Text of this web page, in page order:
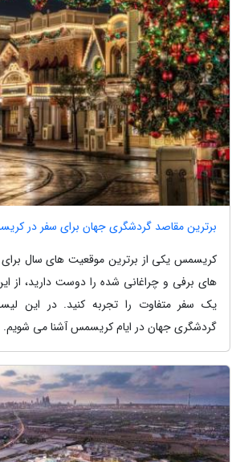
برترین مقاصد گردشگری جهان برای سفر در
کریسمس یکی از برترین موقعیت های سال
های برفی و چراغانی شده را دوست دارید، از
یک سفر متفاوت را تجربه کنید. در این
گردشگری جهان در ایام کریسمس آشنا می شویم.